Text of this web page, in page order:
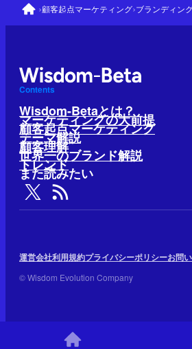
›顧客起点マーケティング›ブランディン
Contents
Wisdom-Betaとは？
マーケティングの大前提
顧客起点マーケティング
テーマ解説
顧客理解
世界一のブランド解説
トレンド
また読みたい
運営会社利用規約プライバシーポリシーお問
© Wisdom Evolution Company